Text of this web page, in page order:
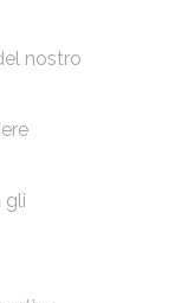
nostro
gli